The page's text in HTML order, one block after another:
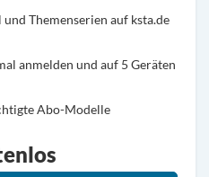
und Themenserien auf ksta.de
anmelden und auf 5 Geräten
Abo-Modelle